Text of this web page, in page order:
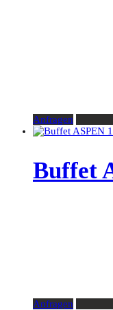
Anfragen
Buffet
Anfragen